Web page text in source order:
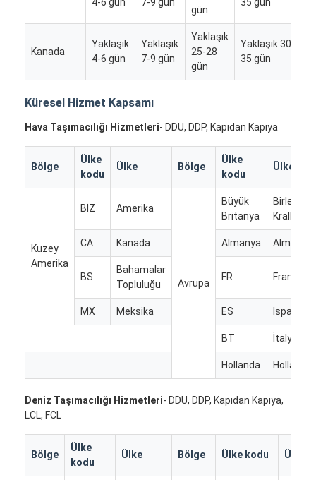
Ana sayfa
Ürünler
gün
Kanada
Yaklaşık
4-6 gün
Yaklaşık
7-9 gün
Yaklaşık
25-28
gün
Yaklaşık 30-
35 gün
Küresel Hizmet Kapsamı
Hava Taşımacılığı Hizmetleri- DDU, DDP, Kapıdan Kapıya
Bölge
Ülke
kodu
Ülke Bölge
Ülke
kodu
Ülke
Kuzey
Amerika
BİZ Amerika
Avrupa
Büyük
Britanya
Birleşik
Krallık
CA Kanada Almanya Almanya
BS
Bahamalar
Topluluğu
FR Fransa
MX Meksika ES İspanya
BT İtalya
Hollanda Hollanda
Deniz Taşımacılığı Hizmetleri- DDU, DDP, Kapıdan Kapıya,
LCL, FCL
Bölge
Ülke
kodu
Ülke Bölge Ülke kodu Ülke